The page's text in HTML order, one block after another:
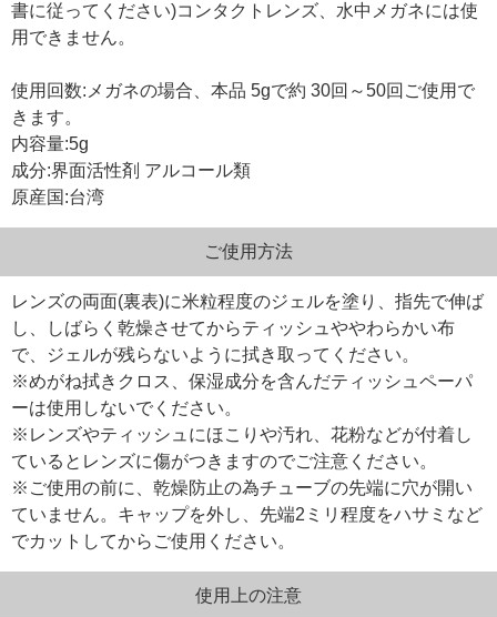
書に従ってください)コンタクトレンズ、水中メガネには使
用できません。
使用回数:メガネの場合、本品 5gで約 30回～50回ご使用で
きます。
内容量:5g
成分:界面活性剤 アルコール類
原産国:台湾
ご使用方法
レンズの両面(裏表)に米粒程度のジェルを塗り、指先で伸ば
し、しばらく乾燥させてからティッシュややわらかい布
で、ジェルが残らないように拭き取ってください。
※めがね拭きクロス、保湿成分を含んだティッシュペーパ
ーは使用しないでください。
※レンズやティッシュにほこりや汚れ、花粉などが付着し
ているとレンズに傷がつきますのでご注意ください。
※ご使用の前に、乾燥防止の為チューブの先端に穴が開い
ていません。キャップを外し、先端2ミリ程度をハサミなど
でカットしてからご使用ください。
使用上の注意